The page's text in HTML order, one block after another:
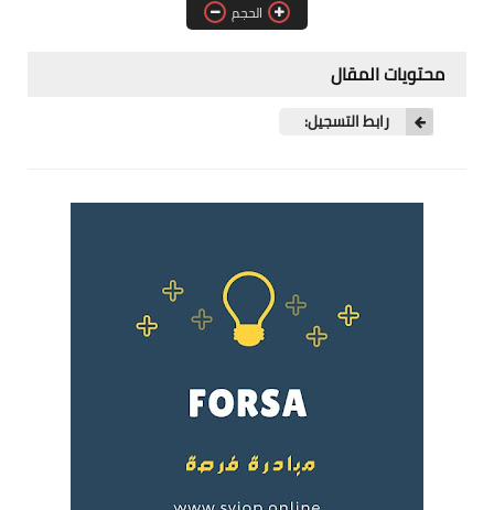
فرص عمل في العراقالحجم
محتويات المقال
رابط التسجيل: